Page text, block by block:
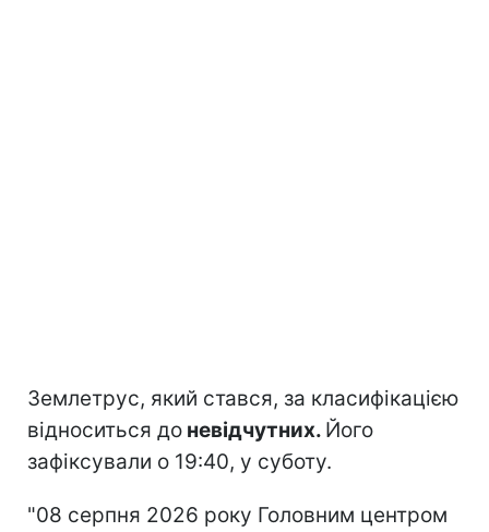
Землетрус, який стався, за класифікацією
відноситься до невідчутних. Його
зафіксували о 19:40, у суботу.
"08 серпня 2026 року Головним центром